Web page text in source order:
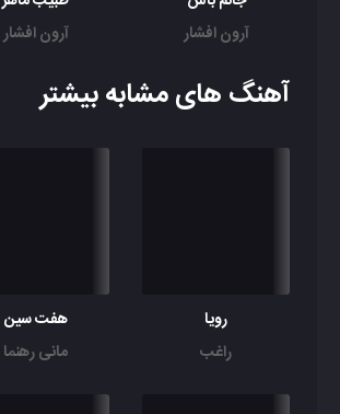
آرون افشار
آرون افشار
آهنگ های مشابه بیشتر
رویا
راغب
هفت سین
مانی رهنما